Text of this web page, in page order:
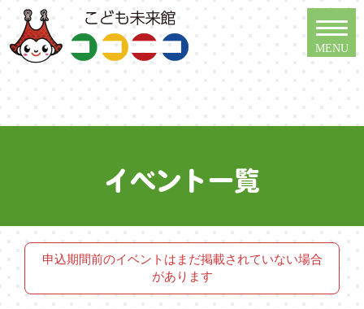
イベント一覧
申込期間前のイベントはまだ掲載されていない場合
があります